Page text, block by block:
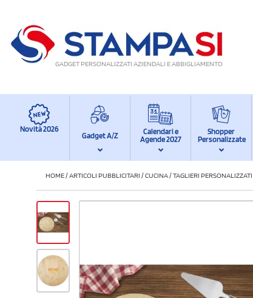
GADGET PERSONALIZZATI AZIENDALI E ABBIGLIAMENTO
Novità 2026
Gadget A/Z
Calendari e
Agende 2027
Shopper
Personalizzate
HOME/ARTICOLI PUBBLICITARI /CUCINA/TAGLIERI PERSONALIZZATI